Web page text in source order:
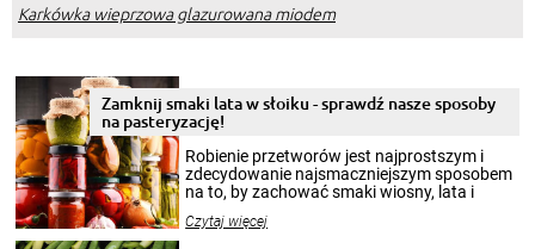
Karkówka wieprzowa glazurowana miodem
Zamknij smaki lata w słoiku - sprawdź nasze sposoby
na pasteryzację!
Robienie przetworów jest najprostszym i
zdecydowanie najsmaczniejszym sposobem
na to, by zachować smaki wiosny, lata i
krajobrazów, by cieszyć nimi oko w sezonie
Czytaj więcej